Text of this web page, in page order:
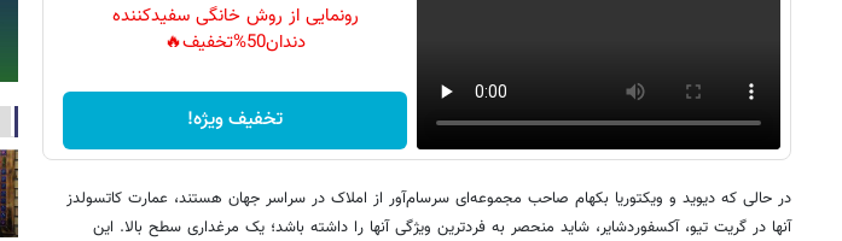
رونمایی از روش خانگی سفیدکننده
دندان50%تخفیف🔥
تخفیف ویژه!
در حالی که دیوید و ویکتوریا بکهام صاحب مجموعه‌ای سرسام‌آور از املاک در سراسر جهان هستند، عمارت کاتسولدز
آنها در گریت تیو، آکسفوردشایر، شاید منحصر به فردترین ویژگی آنها را داشته باشد؛ یک مرغداری سطح بالا. این